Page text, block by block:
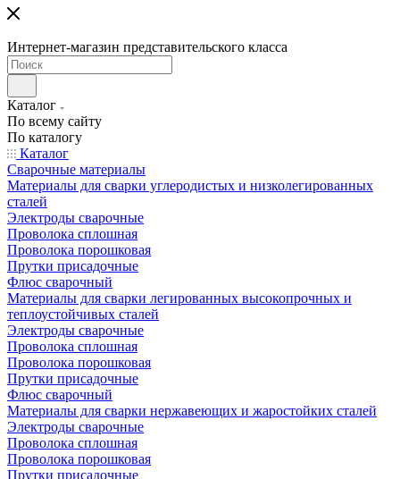
Интернет-магазин представительского класса
Каталог
По всему сайту
По каталогу
Каталог
Сварочные материалы
Материалы для сварки углеродистых и низколегированных
сталей
Электроды сварочные
Проволока сплошная
Проволока порошковая
Прутки присадочные
Флюс сварочный
Материалы для сварки легированных высокопрочных и
теплоустойчивых сталей
Электроды сварочные
Проволока сплошная
Проволока порошковая
Прутки присадочные
Флюс сварочный
Материалы для сварки нержавеющих и жаростойких сталей
Электроды сварочные
Проволока сплошная
Проволока порошковая
Прутки присадочные